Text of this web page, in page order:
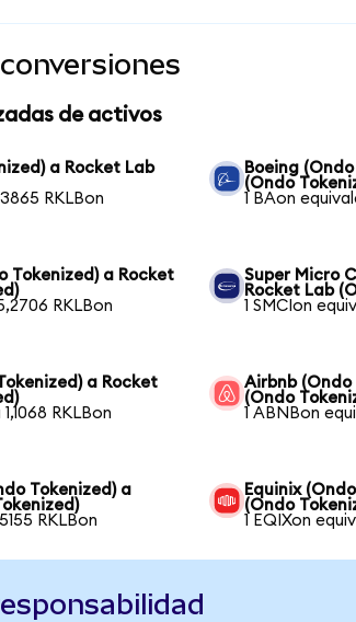
de activos
a Rocket Lab
RKLBon
Boeing
(Ondo
1 BAon
Tokenized) a Rocket
RKLBon
Super Micro
Rocket Lab
1 SMCIon
a Rocket
RKLBon
Airbnb (Ondo
(Ondo
1 ABNBon
Tokenized) a
RKLBon
Equinix
(Ondo
1 EQIXon